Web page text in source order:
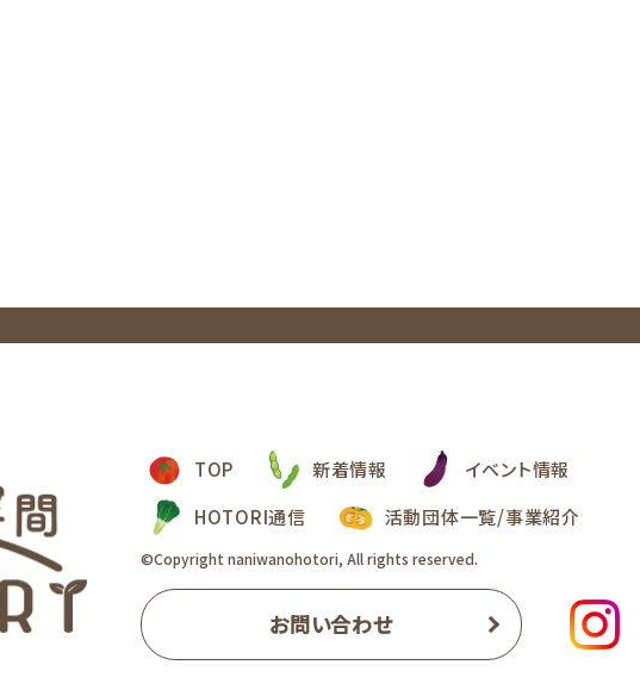
TOP 新着情報
イベント情報
HOTORI通信
活動団体一覧/事業紹介
©Copyright naniwanohotori, All rights reserved.
お問い合わせ